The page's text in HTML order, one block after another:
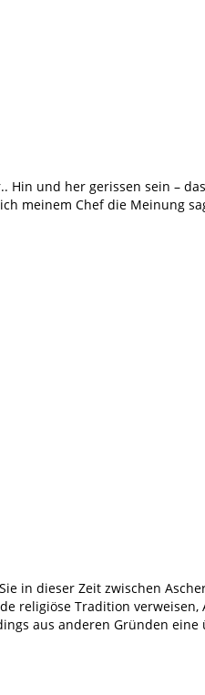
und her gerissen sein –
meinem Chef die Meinung
in dieser Zeit zwischen
religiöse Tradition
aus anderen Gründen